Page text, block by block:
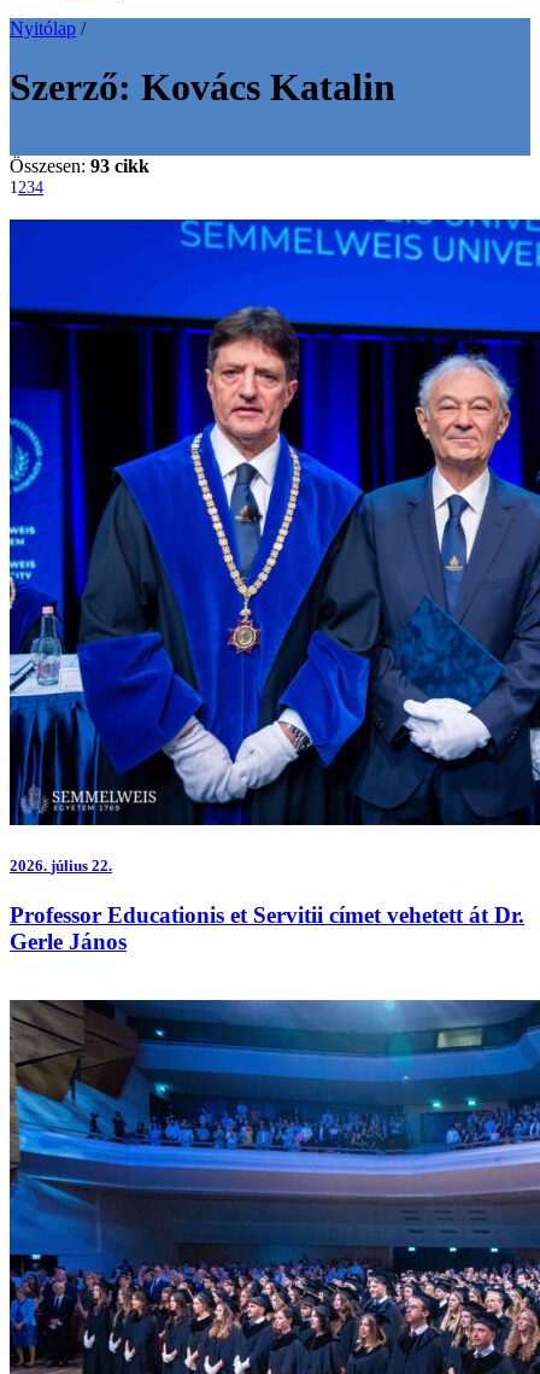
Nyitólap /
Szerző: Kovács Katalin
Összesen: 93 cikk
1234
2026. július 22.
Professor Educationis et Servitii címet vehetett át Dr.
Gerle János